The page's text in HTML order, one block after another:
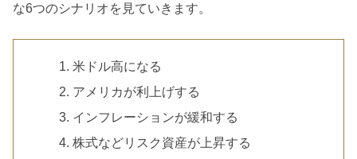
な6つのシナリオを見ていきます。
米ドル高になる
アメリカが利上げする
インフレーションが緩和する
株式などリスク資産が上昇する